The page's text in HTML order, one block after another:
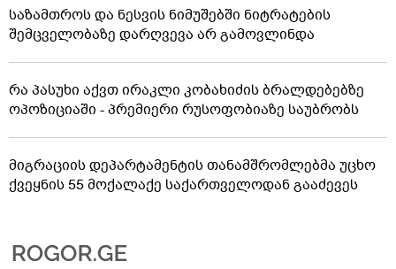
საზამთროს და ნესვის ნიმუშებში ნიტრატების
შემცველობაზე დარღვევა არ გამოვლინდა
რა პასუხი აქვთ ირაკლი კობახიძის ბრალდებებზე
ოპოზიციაში - პრემიერი რუსოფობიაზე საუბრობს
მიგრაციის დეპარტამენტის თანამშრომლებმა უცხო
ქვეყნის 55 მოქალაქე საქართველოდან გააძევეს